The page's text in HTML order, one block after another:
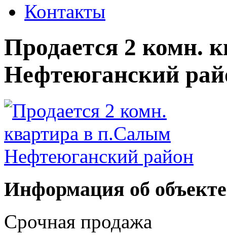
Контакты
Продается 2 комн.
Нефтеюганский
Информация об
Срочная продажа